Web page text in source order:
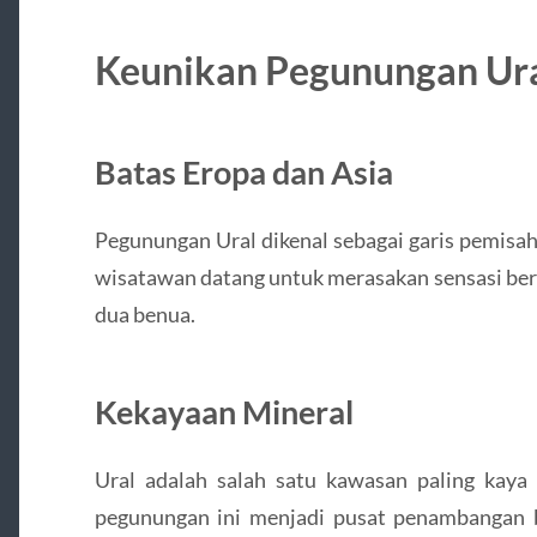
Keunikan Pegunungan
Batas Eropa dan Asia
Pegunungan Ural dikenal sebagai garis
wisatawan datang untuk merasakan sensasi
dua benua.
Kekayaan Mineral
Ural adalah salah satu kawasan paling
pegunungan ini menjadi pusat